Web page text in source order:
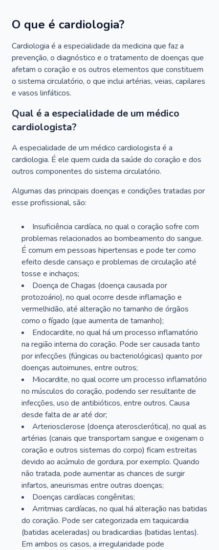
O que é cardiologia?
Cardiologia é a especialidade da medicina que faz a
prevenção, o diagnóstico e o tratamento de doenças que
afetam o coração e os outros elementos que constituem
o sistema circulatório, o que inclui artérias, veias, capilares
e vasos linfáticos.
Qual é a especialidade de um médico
cardiologista?
A especialidade de um médico cardiologista é a
cardiologia. É ele quem cuida da saúde do coração e dos
outros componentes do sistema circulatório.
Algumas das principais doenças e condições tratadas por
esse profissional, são:
Insuficiência cardíaca, no qual o coração sofre com
problemas relacionados ao bombeamento do sangue.
É comum em pessoas hipertensas e pode ter como
efeito desde cansaço e problemas de circulação até
tosse e inchaços;
Doença de Chagas (doença causada por
protozoário), no qual ocorre desde inflamação e
vermelhidão, até alteração no tamanho de órgãos
como o fígado (que aumenta de tamanho);
Endocardite, no qual há um processo inflamatório
na região interna do coração. Pode ser causada tanto
por infecções (fúngicas ou bacteriológicas) quanto por
doenças autoimunes, entre outros;
Miocardite, no qual ocorre um processo inflamatório
no músculos do coração, podendo ser resultante de
infecções, uso de antibióticos, entre outros. Causa
desde falta de ar até dor;
Arteriosclerose (doença aterosclerótica), no qual as
artérias (canais que transportam sangue e oxigenam o
coração e outros sistemas do corpo) ficam estreitas
devido ao acúmulo de gordura, por exemplo. Quando
não tratada, pode aumentar as chances de surgir
infartos, aneurismas entre outras doenças;
Doenças cardíacas congênitas;
Arritmias cardíacas, no qual há alteração nas batidas
do coração. Pode ser categorizada em taquicardia
(batidas aceleradas) ou bradicardias (batidas lentas).
Em ambos os casos, a irregularidade pode